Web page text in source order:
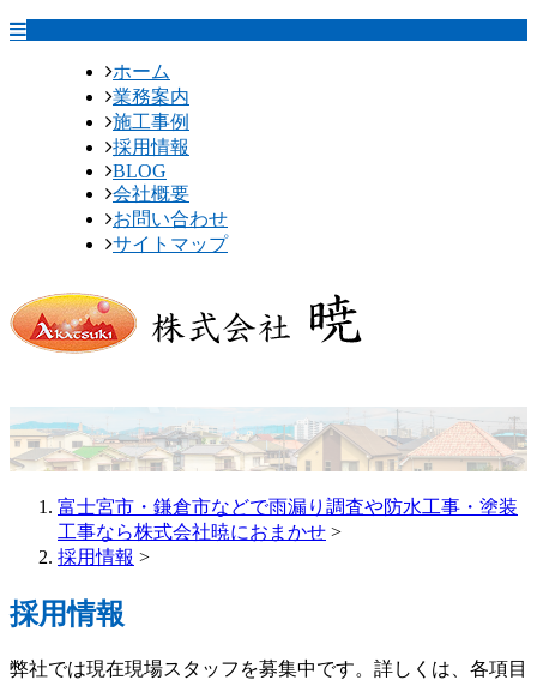
ホーム
業務案内
施工事例
採用情報
BLOG
会社概要
お問い合わせ
サイトマップ
富士宮市・鎌倉市などで雨漏り調査や防水工事・塗装
工事なら株式会社暁におまかせ >
採用情報 >
採用情報
弊社では現在現場スタッフを募集中です。詳しくは、各項目